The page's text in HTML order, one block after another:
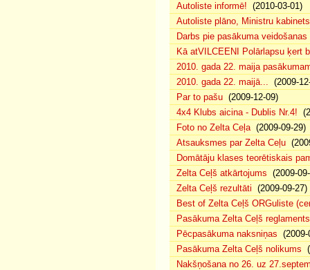
Autoliste informē! (2010-03-01)
Autoliste plāno, Ministru
Darbs pie pasākuma
Kā atVILCEENI Polārlapsu ķert
2010. gada 22. maija
2010. gada 22. maijā... (2009-
Par to pašu (2009-12-09)
4x4 Klubs aicina - Dublis Nr.4!
Foto no Zelta Ceļa(2009-09-29)
Atsauksmes par Zelta Ceļu
Domātāju klases teorētiskais
Zelta Ceļš atkārtojums (2009-
Zelta Ceļš rezultāti (2009-09-27)
Best of Zelta Ceļš ORGuliste
Pasākuma Zelta Ceļš reglaments
Pēcpasākuma naksniņas (2009-
Pasākuma Zelta Ceļš nolikums
Nakšņošana no 26. uz